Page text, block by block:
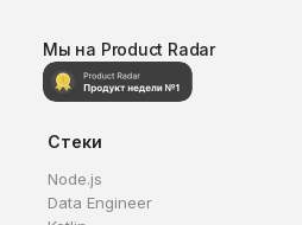
Мы на Product Radar
Стеки
Node.js
Data Engineer